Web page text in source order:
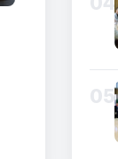
05